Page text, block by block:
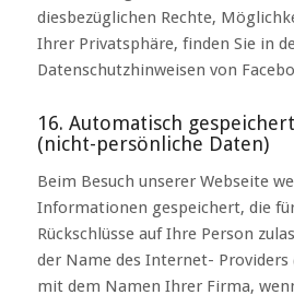
diesbezüglichen Rechte,
Ihrer Privatsphäre, finden Sie in
Datenschutzhinweisen von
16. Automatisch
(nicht-persönliche Daten)
Beim Besuch unserer Webseite
Informationen gespeichert, die
Rückschlüsse auf Ihre Person
der Name des Internet-
mit dem Namen Ihrer Firma,